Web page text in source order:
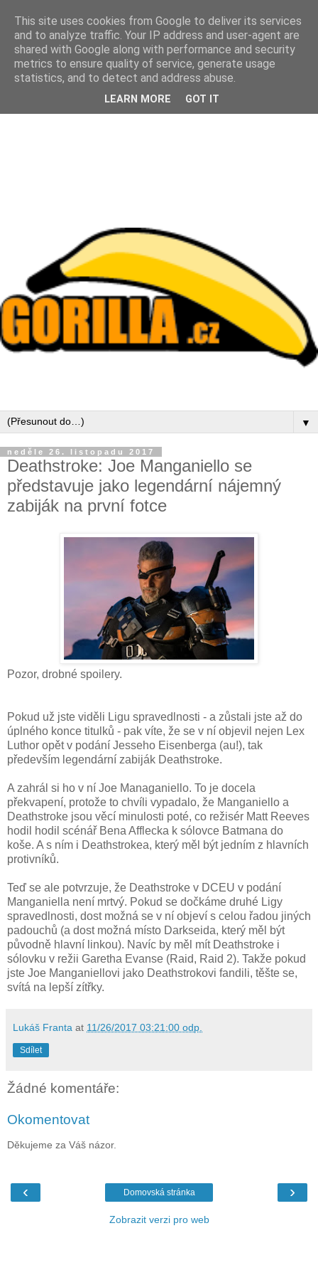
▼
neděle 26. listopadu 2017
Deathstroke: Joe Manganiello se
představuje jako legendární nájemný
zabiják na první fotce
Pozor, drobné spoilery.
Pokud už jste viděli Ligu spravedlnosti - a zůstali jste až do
úplného konce titulků - pak víte, že se v ní objevil nejen Lex
Luthor opět v podání Jesseho Eisenberga (au!), tak
především legendární zabiják Deathstroke.
A zahrál si ho v ní Joe Managaniello. To je docela
překvapení, protože to chvíli vypadalo, že Manganiello a
Deathstroke jsou věcí minulosti poté, co režisér Matt Reeves
hodil hodil scénář Bena Afflecka k sólovce Batmana do
koše. A s ním i Deathstrokea, který měl být jedním z hlavních
protivníků.
Teď se ale potvrzuje, že Deathstroke v DCEU v podání
Manganiella není mrtvý. Pokud se dočkáme druhé Ligy
spravedlnosti, dost možná se v ní objeví s celou řadou jiných
padouchů (a dost možná místo Darkseida, který měl být
původně hlavní linkou). Navíc by měl mít Deathstroke i
sólovku v režii Garetha Evanse (Raid, Raid 2). Takže pokud
jste Joe Manganiellovi jako Deathstrokovi fandili, těšte se,
svítá na lepší zítřky.
Lukáš Franta at 11/26/2017 03:21:00 odp.
Sdílet
Žádné komentáře:
Okomentovat
Děkujeme za Váš názor.
‹ ›
Domovská stránka
Zobrazit verzi pro web
This site uses cookies from Google to deliver its services
and to analyze traffic. Your IP address and user-agent are
shared with Google along with performance and security
metrics to ensure quality of service, generate usage
statistics, and to detect and address abuse.
LEARN MORE GOT IT